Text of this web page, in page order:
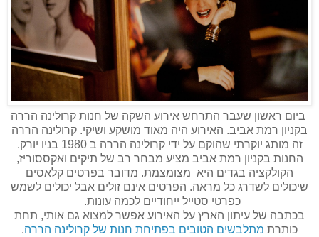
ביום ראשון שעבר התרחש אירוע השקה של חנות קרולינה הררה
בקניון רמת אביב. האירוע היה מאוד מושקע ושיקי. קרולינה הררה
זה מותג יוקרתי שהוקם על ידי קרולינה הררה ב 1980 בניו יורק.
החנות בקניון רמת אביב מציע מבחר רב של תיקים ואקססוריז,
הקולקציה בגדים היא מצומצמת. מדובר בפרטים קלאסים
שיכולים לשדרג כל מראה. הפרטים אינם זולים אבל יכולים לשמש
כפרטי סטייל ייחודיים לכמה עונות.
בכתבה של עיתון הארץ על האירוע אפשר למצוא גם אותי, תחת
כותרת מתלבשים הטובים בפתיחת חנות של קרולינה הררה.